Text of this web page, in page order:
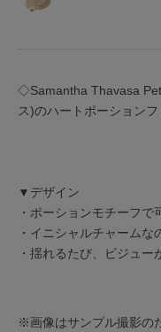
◇Samantha Thavasa
ス)のハートポーションフ
▼デザイン
・ポーションモチーフで
・イニシャルチャームな
・揺れるたび、ビジュー
※画像はサンプル撮影の